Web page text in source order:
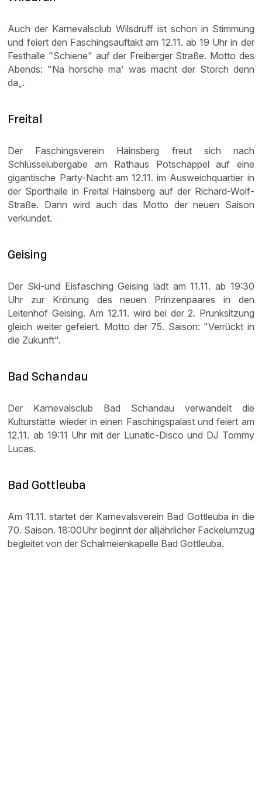
Auch der Karnevalsclub Wilsdruff ist schon in Stimmung
und feiert den Faschingsauftakt am 12.11. ab 19 Uhr in der
Festhalle "Schiene" auf der Freiberger Straße. Motto des
Abends: "Na horsche ma’ was macht der Storch denn
da„.
Freital
Der Faschingsverein Hainsberg freut sich nach
Schlüsselübergabe am Rathaus Potschappel auf eine
gigantische Party-Nacht am 12.11. im Ausweichquartier in
der Sporthalle in Freital Hainsberg auf der Richard-Wolf-
Straße. Dann wird auch das Motto der neuen Saison
verkündet.
Geising
Der Ski-und Eisfasching Geising lädt am 11.11. ab 19:30
Uhr zur Krönung des neuen Prinzenpaares in den
Leitenhof Geising. Am 12.11. wird bei der 2. Prunksitzung
gleich weiter gefeiert. Motto der 75. Saison: "Verrückt in
die Zukunft".
Bad Schandau
Der Karnevalsclub Bad Schandau verwandelt die
Kulturstätte wieder in einen Faschingspalast und feiert am
12.11. ab 19:11 Uhr mit der Lunatic-Disco und DJ Tommy
Lucas.
Bad Gottleuba
Am 11.11. startet der Karnevalsverein Bad Gottleuba in die
70. Saison. 18:00Uhr beginnt der alljährlicher Fackelumzug
begleitet von der Schalmeienkapelle Bad Gottleuba.